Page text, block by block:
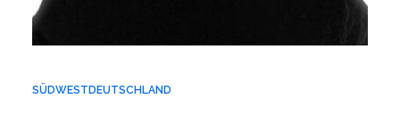
SÜDWESTDEUTSCHLAND